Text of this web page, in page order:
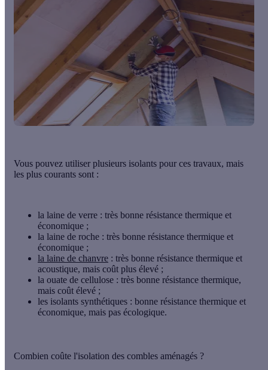
Vous pouvez utiliser plusieurs isolants pour ces travaux, mais
les plus courants sont :
la laine de verre : très bonne résistance thermique et
économique ;
la laine de roche : très bonne résistance thermique et
économique ;
la laine de chanvre : très bonne résistance thermique et
acoustique, mais coût plus élevé ;
la ouate de cellulose : très bonne résistance thermique,
mais coût élevé ;
les isolants synthétiques : bonne résistance thermique et
économique, mais pas écologique.
Combien coûte l'isolation des combles aménagés ?